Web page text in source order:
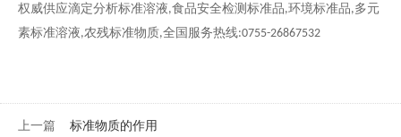
权威供应滴定分析标准溶液,食品安全检测标准品,环境标准品,多元
素标准溶液,农残标准物质,全国服务热线:0755-26867532
上一篇 标准物质的作用